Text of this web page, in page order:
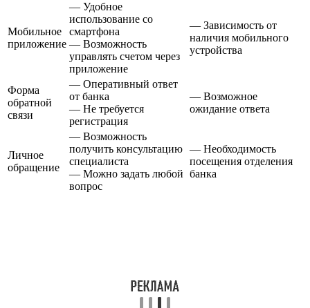
Мобильное
приложение
— Удобное
использование со
смартфона
— Возможность
управлять счетом через
приложение
— Зависимость от
наличия мобильного
устройства
Форма
обратной
связи
— Оперативный ответ
от банка
— Не требуется
регистрация
— Возможное
ожидание ответа
Личное
обращение
— Возможность
получить консультацию
специалиста
— Можно задать любой
вопрос
— Необходимость
посещения отделения
банка